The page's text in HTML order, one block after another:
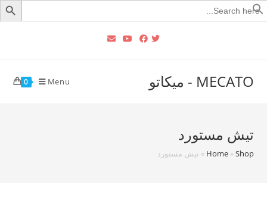
Search
for:
MECATO - ميكاتو 0 Menu
تيش مستورد
Home»Shop
» تيش مستورد